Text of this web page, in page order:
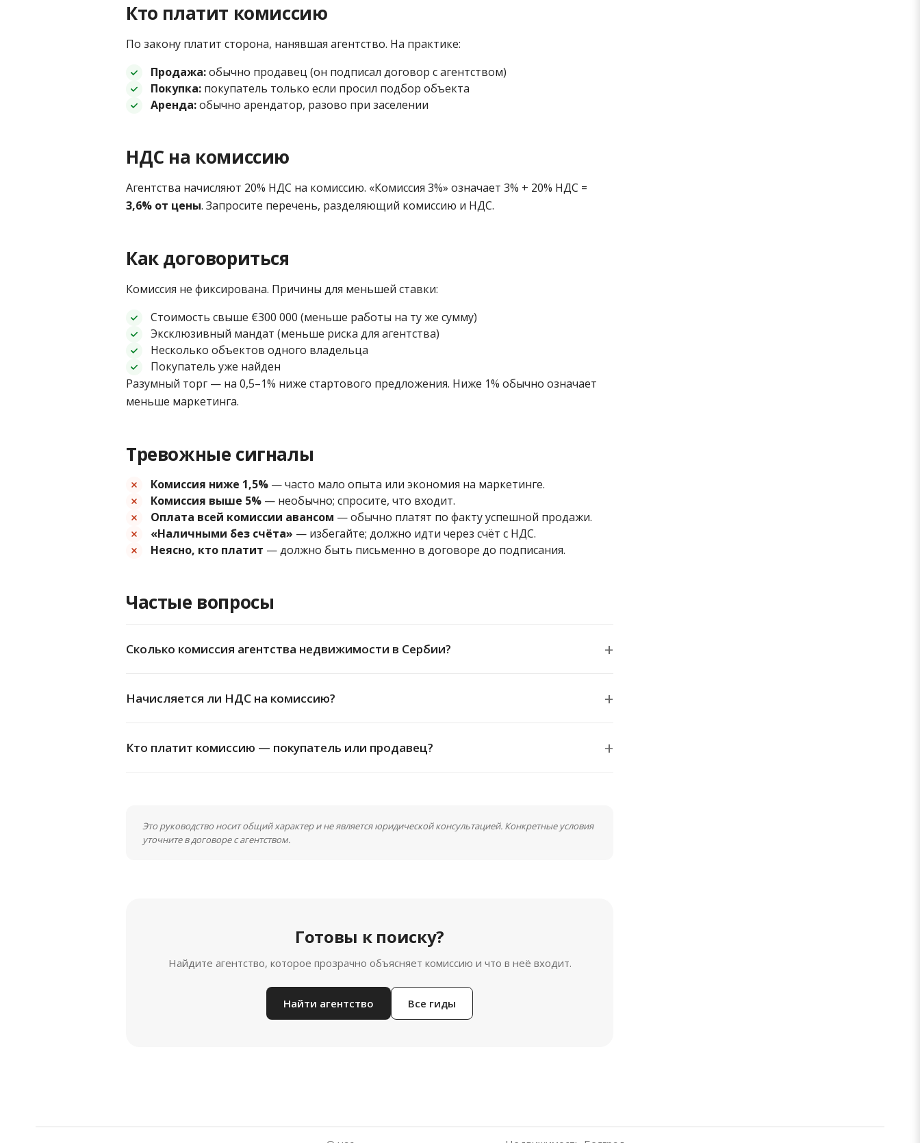
Кто платит комиссию
По закону платит сторона, нанявшая агентство. На практике:
Продажа:обычно продавец (он подписал договор с агентством)
Покупка: покупатель только если просил подбор объекта
Аренда:обычно арендатор, разово при заселении
НДС на комиссию
Агентства начисляют 20% НДС на комиссию. «Комиссия 3%» означает 3% + 20% НДС =
3,6% от цены. Запросите перечень, разделяющий комиссию и НДС.
Как договориться
Комиссия не фиксирована. Причины для меньшей ставки:
Стоимость свыше €300 000 (меньше работы на ту же сумму)
Эксклюзивный мандат (меньше риска для агентства)
Несколько объектов одного владельца
Покупатель уже найден
Разумный торг — на 0,5–1% ниже стартового предложения. Ниже 1% обычно означает
меньше маркетинга.
Тревожные сигналы
Комиссия ниже 1,5% — часто мало опыта или экономия на маркетинге.
Комиссия выше 5% — необычно; спросите, что входит.
Оплата всей комиссии авансом — обычно платят по факту успешной продажи.
«Наличными без счёта» — избегайте; должно идти через счёт с НДС.
Неясно, кто платит — должно быть письменно в договоре до подписания.
Частые вопросы
Сколько комиссия агентства недвижимости в Сербии?
Начисляется ли НДС на комиссию?
Кто платит комиссию — покупатель или продавец?
Это руководство носит общий характер и не является юридической консультацией. Конкретные условия
уточните в договоре с агентством.
Готовы к поиску?
Найдите агентство, которое прозрачно объясняет комиссию и что в неё входит.
Найти агентство Все гиды